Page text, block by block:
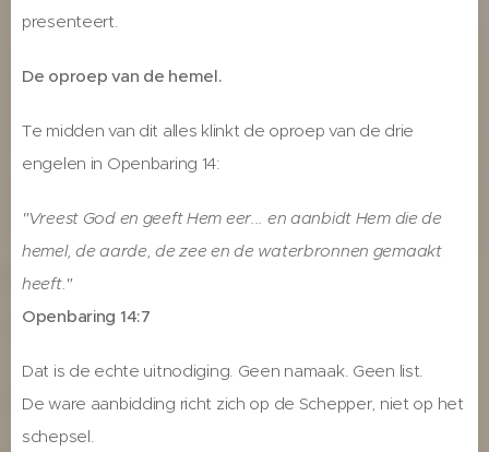
presenteert.
De oproep van de hemel.
Te midden van dit alles klinkt de oproep van de drie
engelen in Openbaring 14:
"Vreest God en geeft Hem eer... en aanbidt Hem die de
hemel, de aarde, de zee en de waterbronnen gemaakt
heeft."
Openbaring 14:7
Dat is de echte uitnodiging. Geen namaak. Geen list.
De ware aanbidding richt zich op de Schepper, niet op het
schepsel.